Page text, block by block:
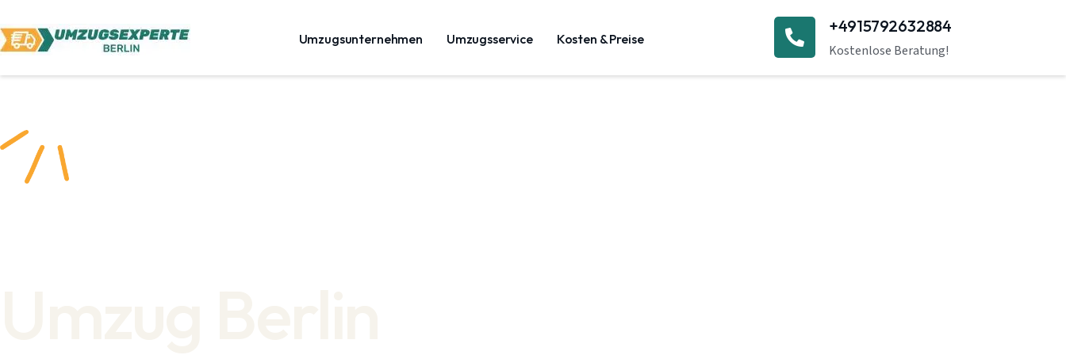
Umzugsunternehmen Umzugsservice Kosten & Preise
+4915792632884
Kostenlose Beratung!